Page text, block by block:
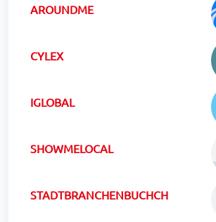
AROUNDME
CYLEX
IGLOBAL
SHOWMELOCAL
STADTBRANCHENBUCHCH